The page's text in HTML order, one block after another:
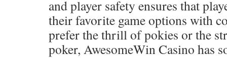
and player safety ensures that
their favorite game options with
prefer the thrill of pokies or the
poker, AwesomeWin Casino has